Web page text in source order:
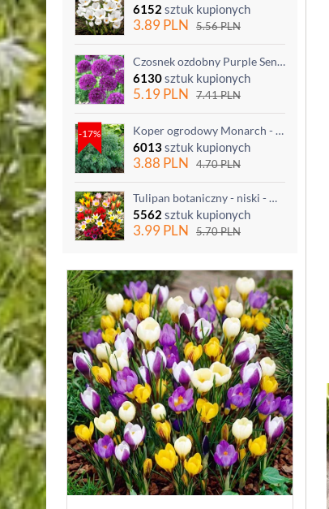
6152 sztuk kupionych
3.89PLN 5.56PLN
Czosnek ozdobny Purple Sensation - op. 3 szt.
6130sztuk kupionych
5.19PLN 7.41PLN
-17% Koper ogrodowy Monarch - po ścięciu odrasta
6013sztuk kupionych
3.88 PLN 4.70PLN
Tulipan botaniczny - niski - mix kolorów - 5 szt.
5562 sztuk kupionych
3.99PLN 5.70PLN